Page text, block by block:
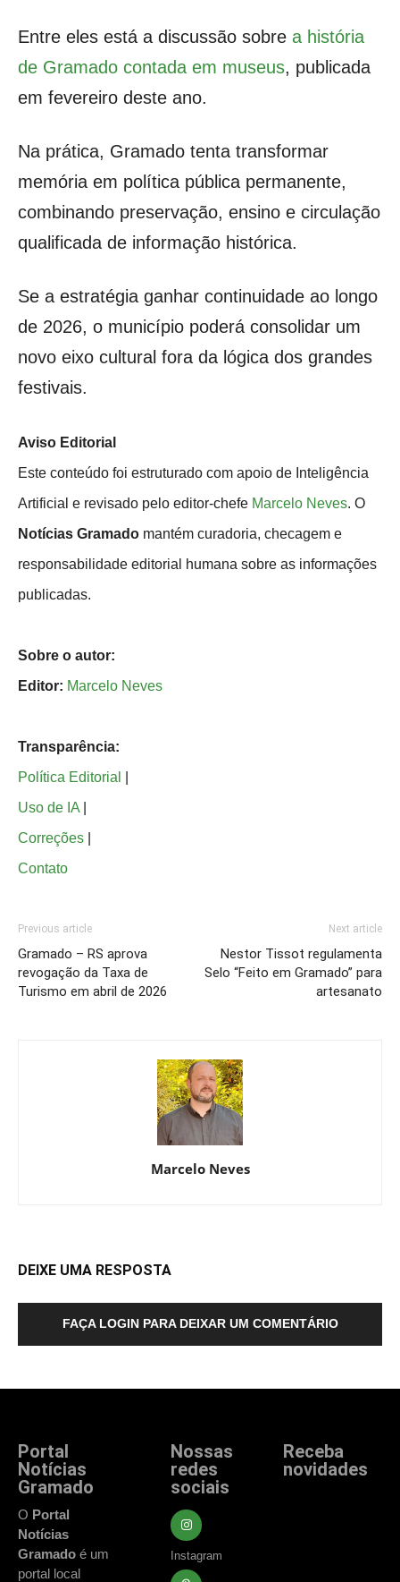
Entre eles está a discussão sobre a história
de Gramado contada em museus, publicada
em fevereiro deste ano.
Na prática, Gramado tenta transformar
memória em política pública permanente,
combinando preservação, ensino e circulação
qualificada de informação histórica.
Se a estratégia ganhar continuidade ao longo
de 2026, o município poderá consolidar um
novo eixo cultural fora da lógica dos grandes
festivais.
Aviso Editorial
Este conteúdo foi estruturado com apoio de Inteligência
Artificial e revisado pelo editor-chefe Marcelo Neves. O
Notícias Gramado mantém curadoria, checagem e
responsabilidade editorial humana sobre as informações
publicadas.
Sobre o autor:
Editor: Marcelo Neves
Transparência:
Política Editorial
Uso de IA
Correções
Contato
Previous article
Gramado – RS aprova
revogação da Taxa de
Turismo em abril de 2026
Next article
Nestor Tissot regulamenta
Selo “Feito em Gramado” para
artesanato
Marcelo Neves
DEIXE UMA RESPOSTA
FAÇA LOGIN PARA DEIXAR UM COMENTÁRIO
Portal
Notícias
Gramado
O Portal
Notícias
Gramado é um
portal local
Nossas
redes
sociais
Instagram
Receba
novidades